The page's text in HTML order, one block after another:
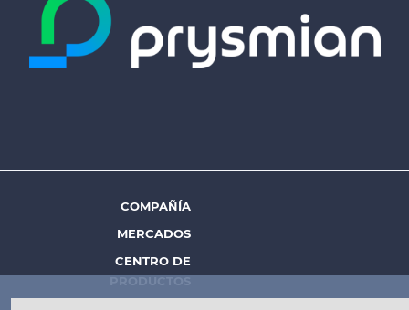
Footer
menu
-
COMPAÑÍA
MERCADOS
CENTRO DE